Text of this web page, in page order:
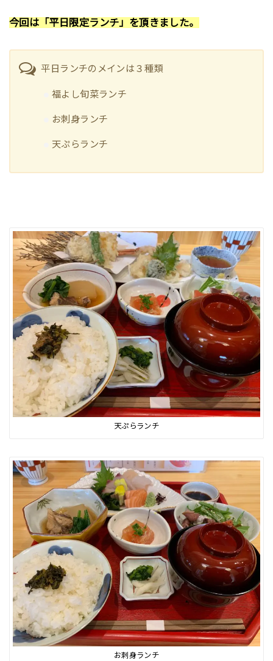
今回は「平日限定ランチ」を頂きました。
平日ランチのメインは３種類
福よし旬菜ランチ
お刺身ランチ
天ぷらランチ
天ぷらランチ
お刺身ランチ